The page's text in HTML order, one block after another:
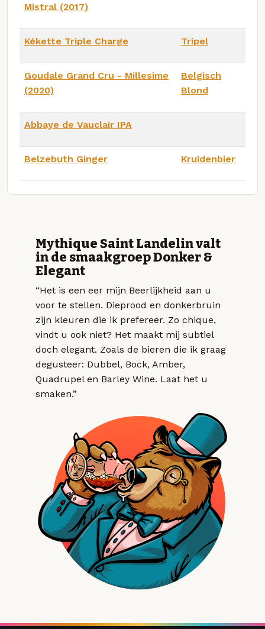
Mistral (2017)
Kékette Triple Charge Tripel
Goudale Grand Cru - Millesime
(2020)
Belgisch
Blond
Abbaye de Vauclair IPA
Belzebuth Ginger Kruidenbier
Mythique Saint Landelin valt
in de smaakgroep Donker &
Elegant
“Het is een eer mijn Beerlijkheid aan u
voor te stellen. Dieprood en donkerbruin
zijn kleuren die ik prefereer. Zo chique,
vindt u ook niet? Het maakt mij subtiel
doch elegant. Zoals de bieren die ik graag
degusteer: Dubbel, Bock, Amber,
Quadrupel en Barley Wine. Laat het u
smaken.”